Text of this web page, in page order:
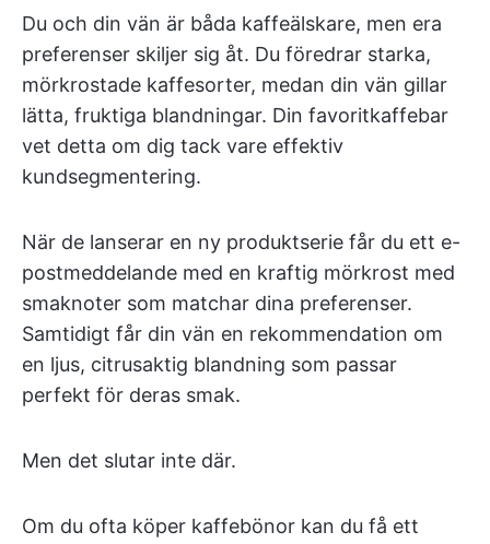
Du och din vän är båda kaffeälskare, men era
preferenser skiljer sig åt. Du föredrar starka,
mörkrostade kaffesorter, medan din vän gillar
lätta, fruktiga blandningar. Din favoritkaffebar
vet detta om dig tack vare effektiv
kundsegmentering.
När de lanserar en ny produktserie får du ett e-
postmeddelande med en kraftig mörkrost med
smaknoter som matchar dina preferenser.
Samtidigt får din vän en rekommendation om
en ljus, citrusaktig blandning som passar
perfekt för deras smak.
Men det slutar inte där.
Om du ofta köper kaffebönor kan du få ett